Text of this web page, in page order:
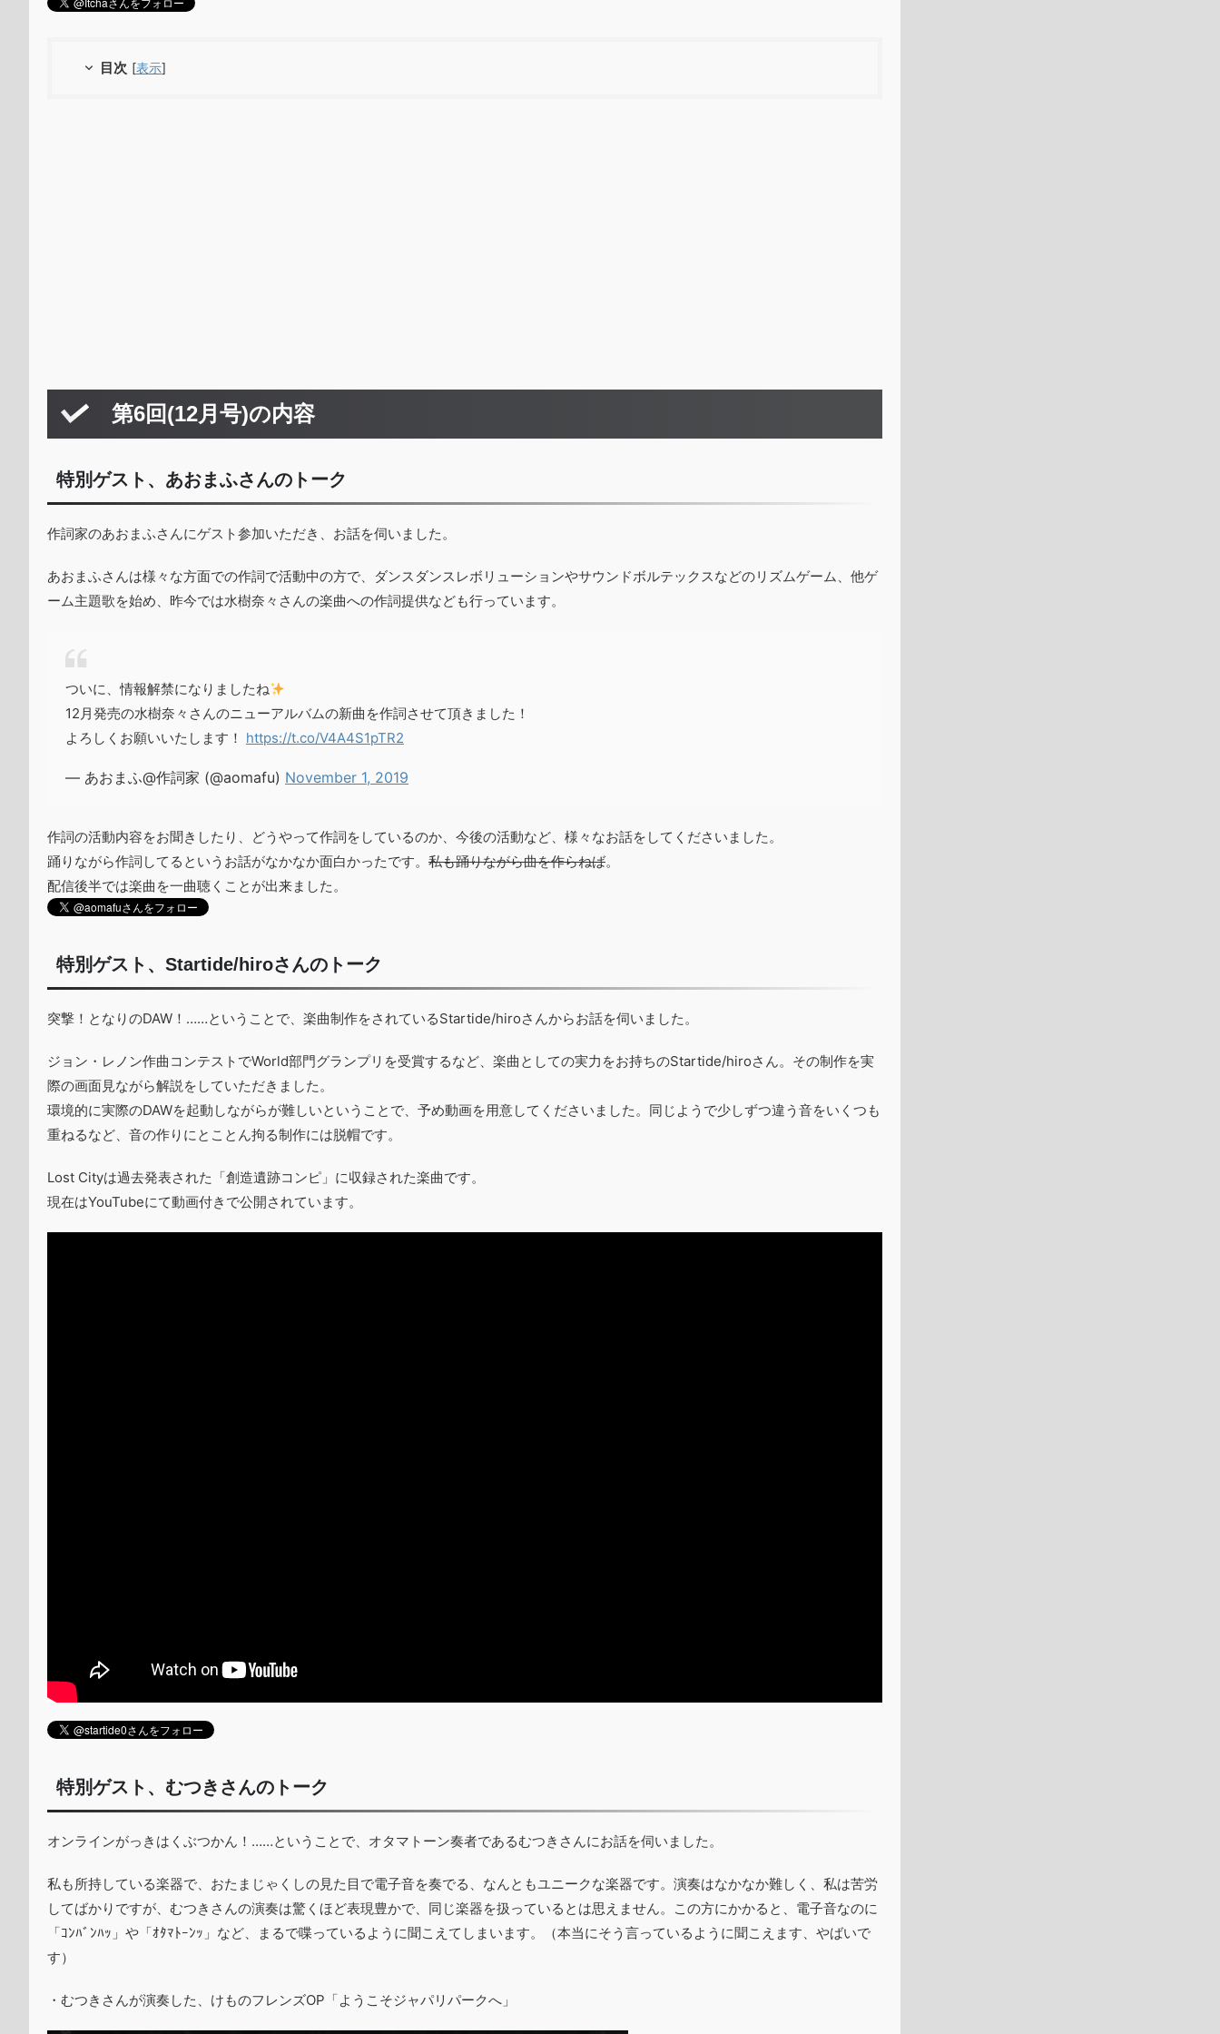
目次 [表示]
第6回(12月号)の内容
特別ゲスト、あおまふさんのトーク
作詞家のあおまふさんにゲスト参加いただき、お話を伺いました。
あおまふさんは様々な方面での作詞で活動中の方で、ダンスダンスレボリューションやサウンドボルテックスなどのリズムゲーム、他ゲ
ーム主題歌を始め、昨今では水樹奈々さんの楽曲への作詞提供なども行っています。
ついに、情報解禁になりましたね
12月発売の水樹奈々さんのニューアルバムの新曲を作詞させて頂きました！
よろしくお願いいたします！ https://t.co/V4A4S1pTR2
— あおまふ@作詞家 (@aomafu) November 1, 2019
作詞の活動内容をお聞きしたり、どうやって作詞をしているのか、今後の活動など、様々なお話をしてくださいました。
踊りながら作詞してるというお話がなかなか面白かったです。 私も踊りながら曲を作らねば。
配信後半では楽曲を一曲聴くことが出来ました。
特別ゲスト、Startide/hiroさんのトーク
突撃！となりのDAW！……ということで、楽曲制作をされているStartide/hiroさんからお話を伺いました。
ジョン・レノン作曲コンテストでWorld部門グランプリを受賞するなど、楽曲としての実力をお持ちのStartide/hiroさん。その制作を実
際の画面見ながら解説をしていただきました。
環境的に実際のDAWを起動しながらが難しいということで、予め動画を用意してくださいました。同じようで少しずつ違う音をいくつも
重ねるなど、音の作りにとことん拘る制作には脱帽です。
Lost Cityは過去発表された「創造遺跡コンピ」に収録された楽曲です。
現在はYouTubeにて動画付きで公開されています。
特別ゲスト、むつきさんのトーク
オンラインがっきはくぶつかん！……ということで、オタマトーン奏者であるむつきさんにお話を伺いました。
私も所持している楽器で、おたまじゃくしの見た目で電子音を奏でる、なんともユニークな楽器です。演奏はなかなか難しく、私は苦労
してばかりですが、むつきさんの演奏は驚くほど表現豊かで、同じ楽器を扱っているとは思えません。この方にかかると、電子音なのに
「ｺﾝﾊﾞﾝﾊｯ」や「ｵﾀﾏﾄｰﾝｯ」など、まるで喋っているように聞こえてしまいます。（本当にそう言っているように聞こえます、やばいで
す）
・むつきさんが演奏した、けものフレンズOP「ようこそジャパリパークへ」